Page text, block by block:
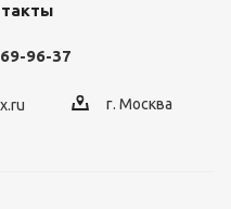
96-37
г. Москва